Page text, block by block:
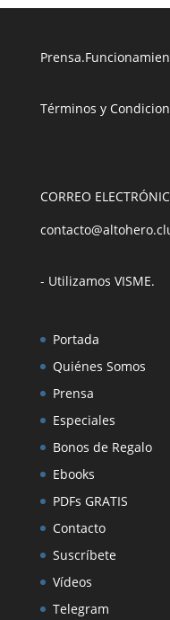
Prensa.
Términos y
CORREO
- Utilizamos VISME.
Portada
Quiénes Somos
Prensa
Especiales
Bonos de Regalo
Ebooks
PDFs GRATIS
Contacto
Suscríbete
Vídeos
Telegram